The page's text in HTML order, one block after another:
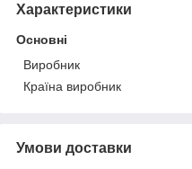
Характеристики
Основні
Виробник
Країна виробник
Умови доставки